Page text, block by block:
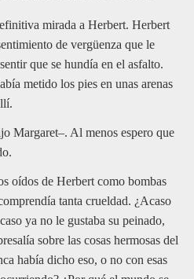
mirada a Herbert. Herbert
de vergüenza que le
que se hundía en el asfalto.
metido los pies en unas arenas
Margaret–. Al menos espero que
oídos de Herbert como bombas
tanta crueldad. ¿Acaso
ya no le gustaba su peinado,
sobre las cosas hermosas del
había dicho eso, o no con esas